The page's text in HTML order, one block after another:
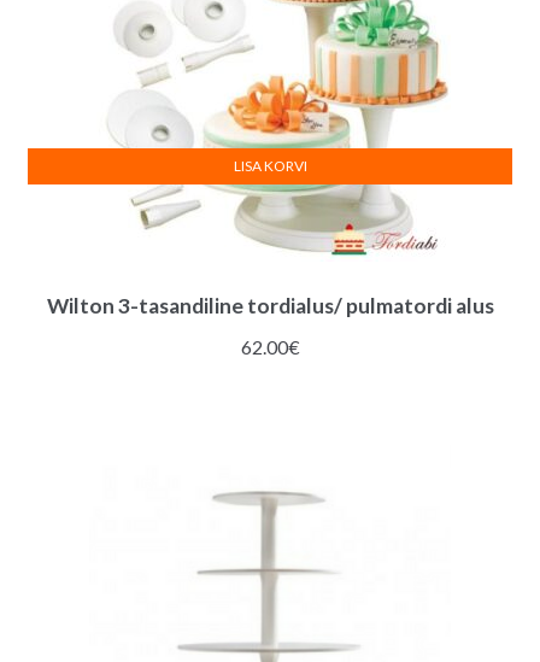
Wilton 3-tasandiline tordialus/ pulmatordi alus
62.00€
LISA KORVI